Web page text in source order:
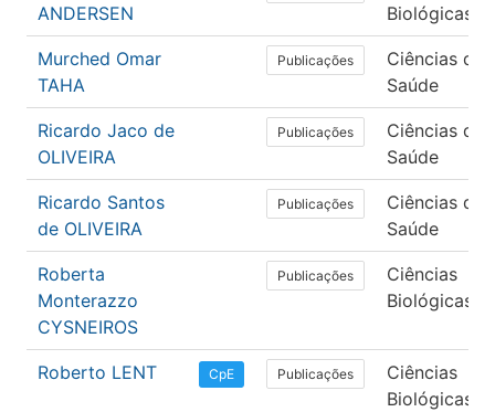
ANDERSEN
Biológicas
Murched Omar
TAHA
Publicações
Ciências da
Saúde
Ricardo Jaco de
OLIVEIRA
Publicações
Ciências da
Saúde
Ricardo Santos
de OLIVEIRA
Publicações
Ciências da
Saúde
Roberta
Monterazzo
CYSNEIROS
Publicações
Ciências
Biológicas
Roberto LENT CpE Publicações
Ciências
Biológicas